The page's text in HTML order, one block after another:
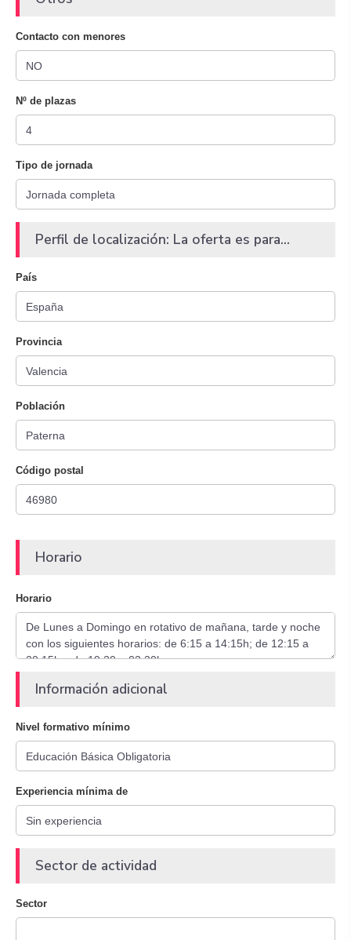
Contacto con menores
Nº de plazas
Tipo de jornada
Perfil de localización: La oferta es para...
País
Provincia
Población
Código postal
Horario
Horario
Información adicional
Nivel formativo mínimo
Experiencia mínima de
Sector de actividad
Sector